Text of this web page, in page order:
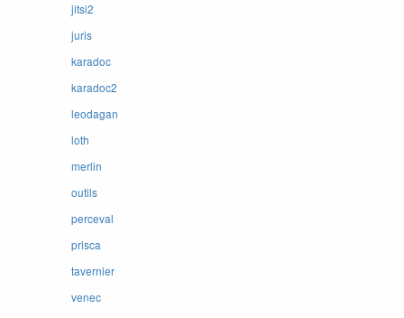
jitsi2
juris
karadoc
karadoc2
leodagan
loth
merlin
outils
perceval
prisca
tavernier
venec